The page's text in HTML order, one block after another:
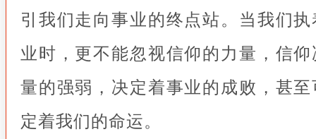
引我们走向事业的终点站。当我们
业时，更不能忽视信仰的力量，信
量的强弱，决定着事业的成败，甚
定着我们的命运。